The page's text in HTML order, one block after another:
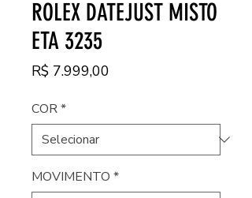
ROLEX DATEJUST MISTO
ETA 3235
R$ 7.999,00
COR*
MOVIMENTO *